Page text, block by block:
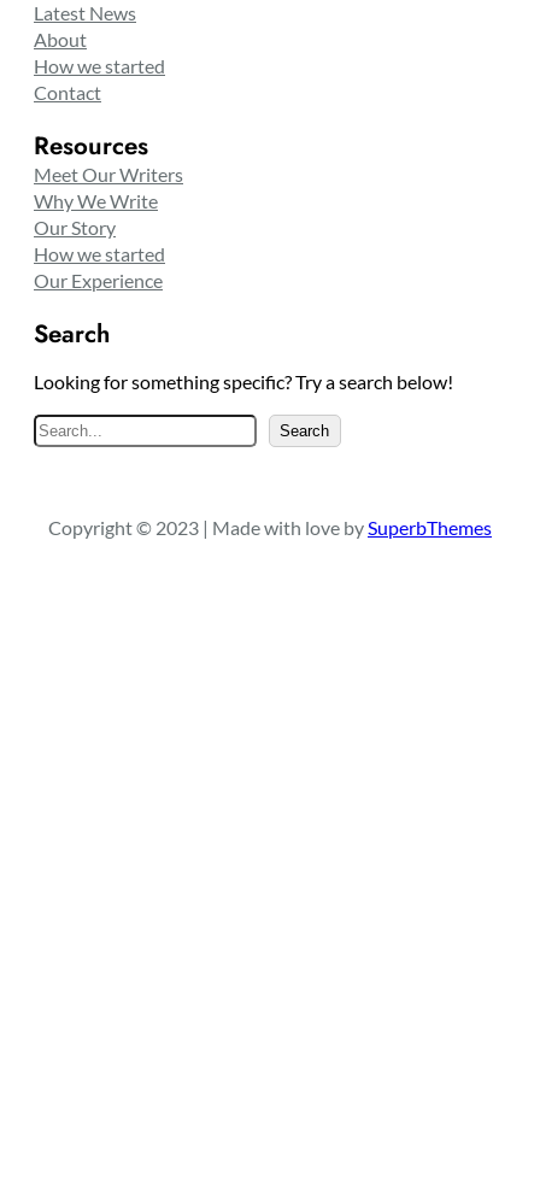
Latest News
About
How we started
Contact
Resources
Meet Our Writers
Why We Write
Our Story
How we started
Our Experience
Search
Looking for something specific? Try a search below!
e
c
Search
Copyright © 2023 | Made with love bySuperbThemes